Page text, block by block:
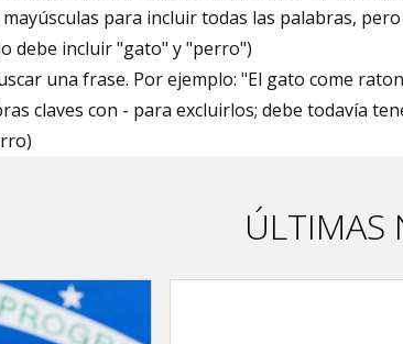
para incluir todas las palabras,
debe incluir "gato" y "perro")
una frase. Por ejemplo: "El gato come
claves con - para excluirlos; debe todavía
ÚLTIMAS